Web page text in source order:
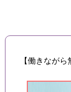
【働きなが